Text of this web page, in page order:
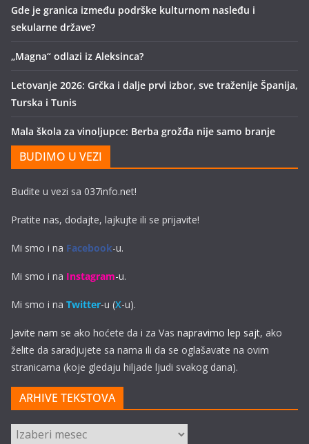
Gde je granica između podrške kulturnom nasleđu i
sekularne države?
„Magna“ odlazi iz Aleksinca?
Letovanje 2026: Grčka i dalje prvi izbor, sve traženije Španija,
Turska i Tunis
Mala škola za vinoljupce: Berba grožđa nije samo branje
BUDIMO U VEZI
Budite u vezi sa 037info.net!
Pratite nas, dodajte, lajkujte ili se prijavite!
Mi smo i na Facebook-u.
Mi smo i na Instagram-u.
Mi smo i na Twitter-u (X-u).
Javite nam se ako hoćete da i za Vas napravimo lep sajt, ako
želite da saradjujete sa nama ili da se oglašavate na ovim
stranicama (koje gledaju hiljade ljudi svakog dana).
ARHIVE TEKSTOVA
ARHIVE